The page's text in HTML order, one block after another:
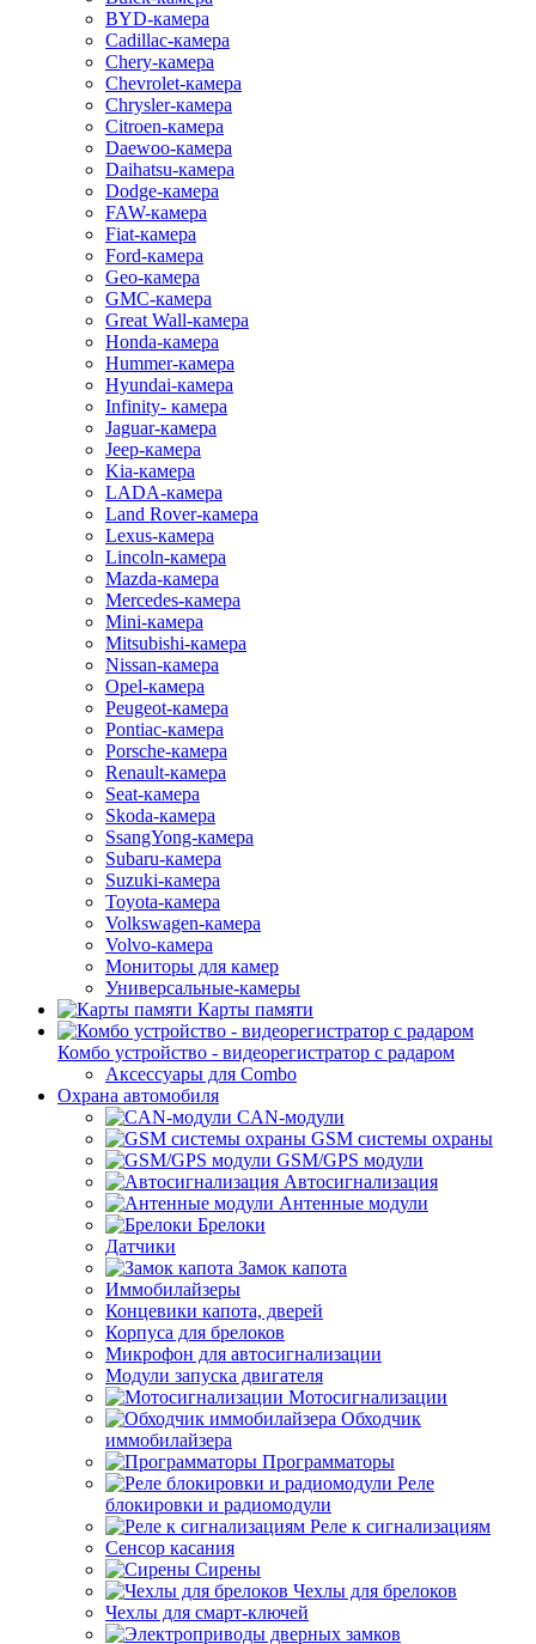
BYD-камера
Cadillac-камера
Chery-камера
Chevrolet-камера
Chrysler-камера
Citroen-камера
Daewoo-камера
Daihatsu-камера
Dodge-камера
FAW-камера
Fiat-камера
Ford-камера
Geo-камера
GMC-камера
Great Wall-камера
Honda-камера
Hummer-камера
Hyundai-камера
Infinity- камера
Jaguar-камера
Jeep-камера
Kia-камера
LADA-камера
Land Rover-камера
Lexus-камера
Lincoln-камера
Mazda-камера
Mercedes-камера
Mini-камера
Mitsubishi-камера
Nissan-камера
Opel-камера
Peugeot-камера
Pontiac-камера
Porsche-камера
Renault-камера
Seat-камера
Skoda-камера
SsangYong-камера
Subaru-камера
Suzuki-камера
Toyota-камера
Volkswagen-камера
Volvo-камера
Мониторы для камер
Универсальные-камеры
Карты памяти
Комбо устройство - видеорегистратор с радаром
Аксессуары для Combo
Охрана автомобиля
CAN-модули
GSM системы охраны
GSM/GPS модули
Автосигнализация
Антенные модули
Брелоки
Датчики
Замок капота
Иммобилайзеры
Концевики капота, дверей
Корпуса для брелоков
Микрофон для автосигнализации
Модули запуска двигателя
Мотосигнализации
Обходчик
иммобилайзера
Программаторы
Реле
блокировки и радиомодули
Реле к сигнализациям
Сенсор касания
Сирены
Чехлы для брелоков
Чехлы для смарт-ключей